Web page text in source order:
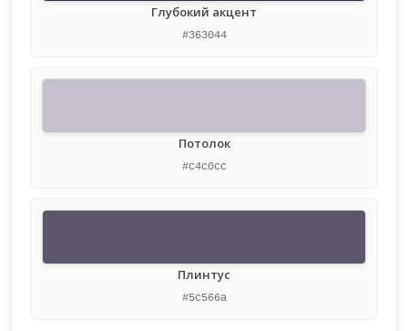
Глубокий акцент
#363044
Потолок
#c4c0cc
Плинтус
#5c566a